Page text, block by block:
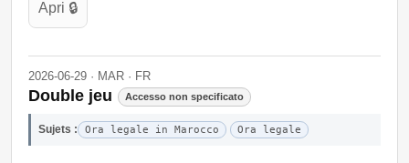
Apri 🔒
2026-06-29 · MAR · FR
Double jeu Accesso non specificato
Sujets : Ora legale in Marocco Ora legale